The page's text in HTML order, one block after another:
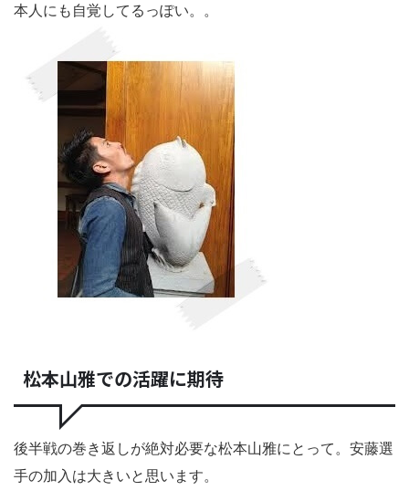
本人にも自覚してるっぽい。。
松本山雅での活躍に期待
後半戦の巻き返しが絶対必要な松本山雅にとって。安藤選
手の加入は大きいと思います。